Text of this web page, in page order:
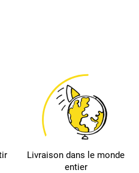
Livraison dans le monde
entier